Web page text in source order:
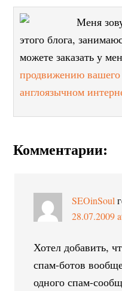
Меня
этого блога,
можете заказать у
продвижению вашего
англоязычном
Комментарии:
SEOinSoul
28.07.2009
Хотел добавить,
спам-ботов
одного спам-